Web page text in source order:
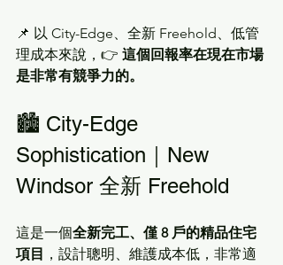
📌 以 City-Edge、全新 Freehold、低管
理成本來說，👉 這個回報率在現在市場
是非常有競爭力的。
🏙 City-Edge
Sophistication｜New
Windsor 全新 Freehold
這是一個全新完工、僅 8 戶的精品住宅
項目 ，設計聰明、維護成本低，非常適